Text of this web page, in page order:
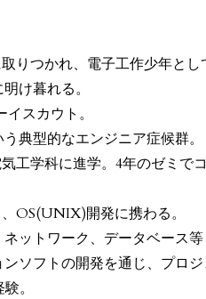
りつかれ、電子工作少年とし
け暮れる。
スカウト。
典型的なエンジニア症候群。
工学科に進学。4年のゼミで
OS(UNIX)開発に携わる。
ットワーク、データベース
ソフトの開発を通じ、プロ
。